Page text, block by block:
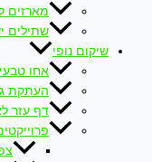
מארזים
שתילים
שיקום נופי
אחו טבעי
העתקת
דף עזר